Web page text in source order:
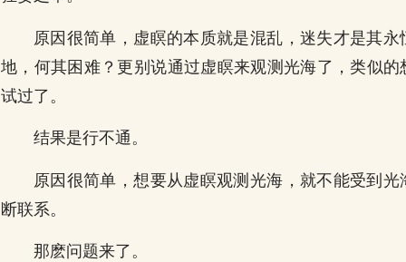
原因很简单，虚瞑的本质就是混乱，迷失才是其
地，何其困难？更别说通过虚瞑来观测光海了，类似
试过了。
结果是行不通。
原因很简单，想要从虚瞑观测光海，就不能受到
断联系。
那麽问题来了。